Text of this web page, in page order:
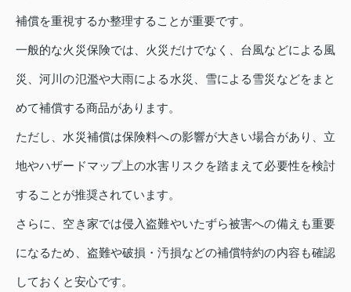
補償を重視するか整理することが重要です。
一般的な火災保険では、火災だけでなく、台風などによる風
災、河川の氾濫や大雨による水災、雪による雪災などをまと
めて補償する商品があります。
ただし、水災補償は保険料への影響が大きい場合があり、立
地やハザードマップ上の水害リスクを踏まえて必要性を検討
することが推奨されています。
さらに、空き家では侵入盗難やいたずら被害への備えも重要
になるため、盗難や破損・汚損などの補償特約の内容も確認
しておくと安心です。